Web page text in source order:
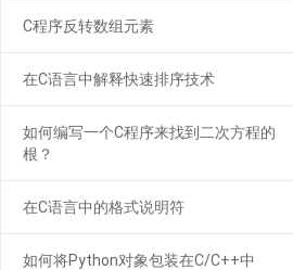
C程序反转数组元素
在C语言中解释快速排序技术
如何编写一个C程序来找到二次方程的
根？
在C语言中的格式说明符
如何将Python对象包装在C/C++中